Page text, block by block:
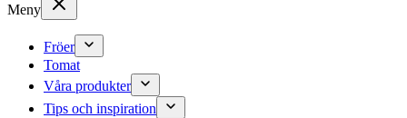
Meny
Fröer
Tomat
Våra produkter
Tips och inspiration